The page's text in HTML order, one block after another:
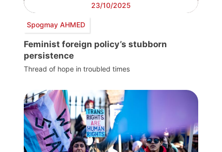
23/10/2025
Spogmay AHMED
Feminist foreign policy’s stubborn
persistence
Thread of hope in troubled times